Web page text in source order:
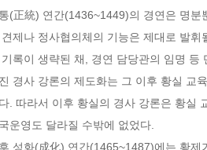
(正統) 연간(1436~1449)의 경연은 명분
견제나 정사협의체의 기능은 제대로 발
기록이 생략된 채, 경연 담당관의 임명
경사 강론의 제도화는 그 이후 황실 교
. 따라서 이후 황실의 경사 강론은 황실
운영도 달라질 수밖에 없었다.
성화(成化) 연간(1465~1487)에는 황